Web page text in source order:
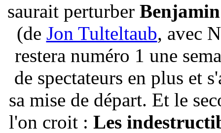
saurait perturber
(de Jon Tulteltaub, avec
restera numéro 1 une
de spectateurs en plus et
sa mise de départ. Et le
l'on croit : Les